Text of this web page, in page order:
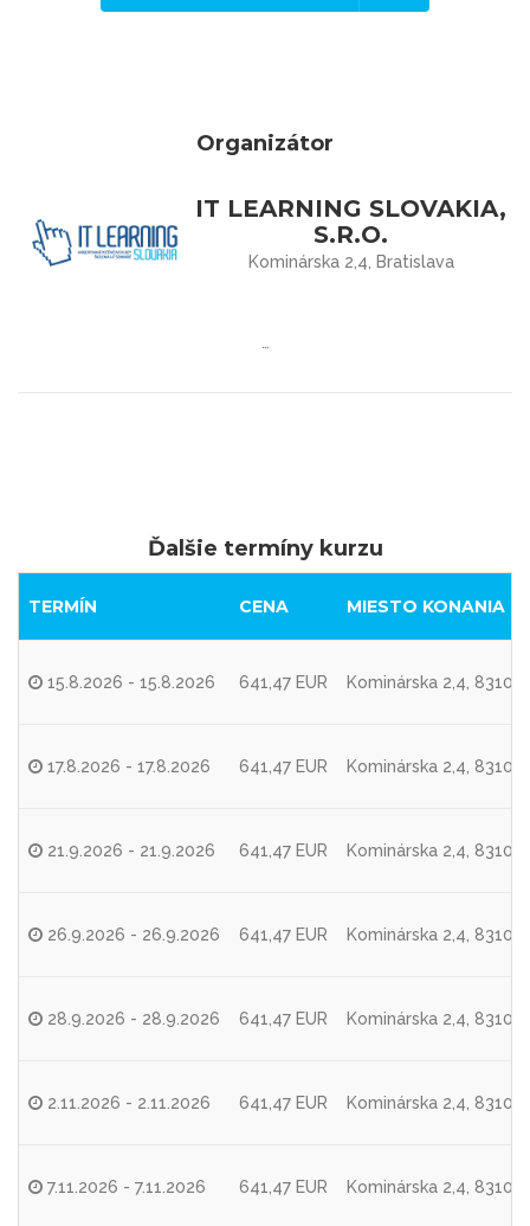
Organizátor
IT LEARNING SLOVAKIA,
S.R.O.
Kominárska 2,4, Bratislava
Ďalšie termíny kurzu
TERMÍN CENA MIESTO KONANIA
15.8.2026 - 15.8.2026 641,47 EUR Kominárska 2,4,
17.8.2026 - 17.8.2026 641,47 EUR Kominárska 2,4,
21.9.2026 - 21.9.2026 641,47 EUR Kominárska 2,4,
26.9.2026 - 26.9.2026 641,47 EUR Kominárska 2,4,
28.9.2026 - 28.9.2026 641,47 EUR Kominárska 2,4,
2.11.2026 - 2.11.2026 641,47 EUR Kominárska 2,4,
7.11.2026 - 7.11.2026 641,47 EUR Kominárska 2,4,